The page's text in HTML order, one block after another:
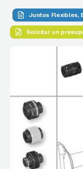
Juntos Flexibles,
Solicitar un